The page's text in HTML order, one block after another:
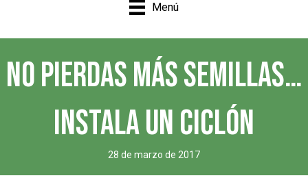
Menú
NO PIERDAS MÁS SEMILLAS…
INSTALA UN CICLÓN
28 de marzo de 2017